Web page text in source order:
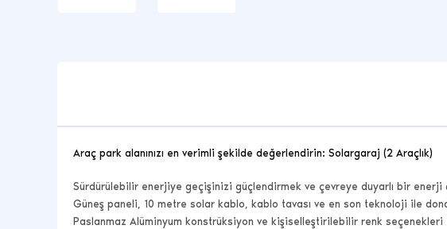
Araç park alanınızı en verimli şekilde değerlendirin: Solargaraj (2 Araçlık)
Sürdürülebilir enerjiye geçişinizi güçlendirmek ve çevreye duyarlı bir
Güneş paneli, 10 metre solar kablo, kablo tavası ve en son teknoloji ile
Paslanmaz Alüminyum konstrüksiyon ve kişiselleştirilebilir renk